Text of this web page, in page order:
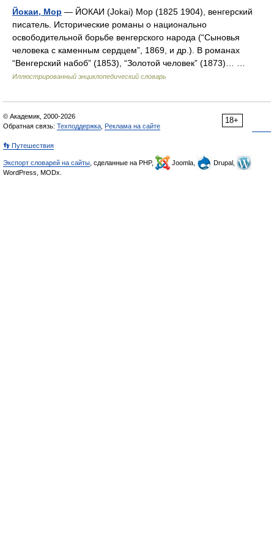
Йокаи, Мор — ЙОКАИ (Jokai) Мор (1825 1904), венгерский
писатель. Исторические романы о национально
освободительной борьбе венгерского народа (“Сыновья
человека с каменным сердцем”, 1869, и др.). В романах
“Венгерский набоб” (1853), “Золотой человек” (1873)… …
Иллюстрированный энциклопедический словарь
18+
© Академик, 2000-2026
Обратная связь: Техподдержка Реклама на сайте
👣 Путешествия
Экспорт словарей на сайты , сделанные на PHP, Joomla,
Drupal,
WordPress, MODx.